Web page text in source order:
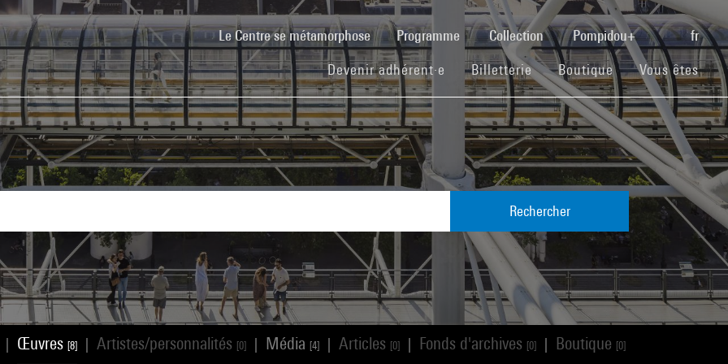
Le Centre se métamorphose(current)Programme Collection Pompidou+ fr
Devenir adhérent·e (current)
Billetterie(current)Boutique(current)Vous êtes
Rechercher
Œuvres [8] Artistes/personnalités [0] Média [4] Articles [0] Fonds d'archives [0] Boutique [0]